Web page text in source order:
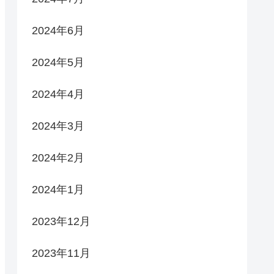
2024年6月
2024年5月
2024年4月
2024年3月
2024年2月
2024年1月
2023年12月
2023年11月